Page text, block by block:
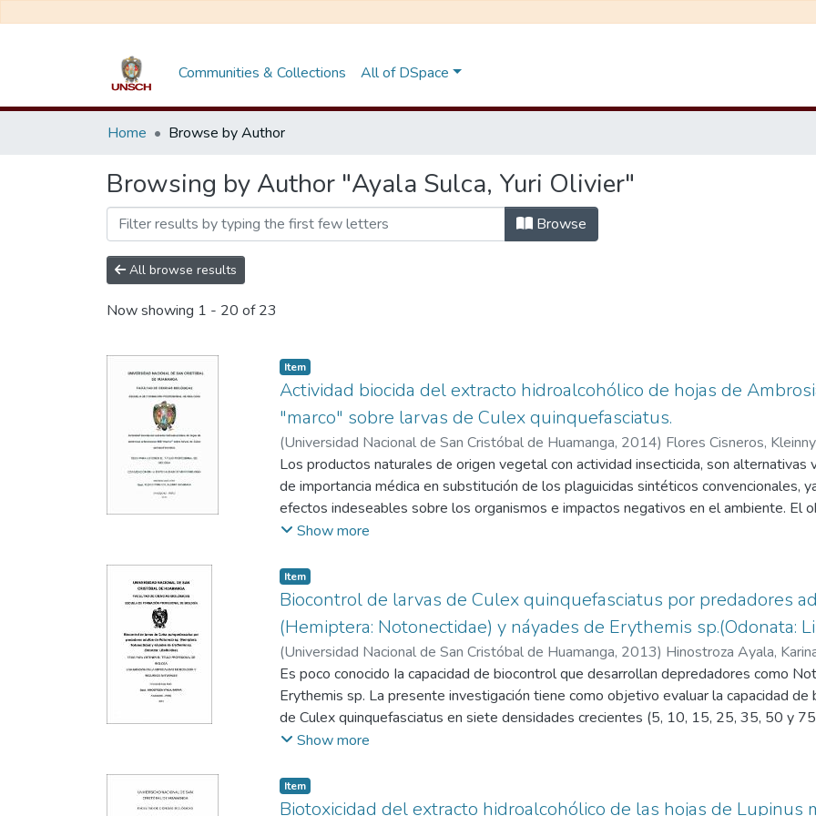
Communities & Collections All of DSpace
Home Browse by Author
Browsing by Author "Ayala Sulca, Yuri Olivier"
Browse
All browse results
Now showing 1 - 20 of 23
Item
Actividad biocida del extracto hidroalcohólico de hojas de
"marco" sobre larvas de Culex quinquefasciatus.
(Universidad Nacional de San Cristóbal de Huamanga, 2014) Flores Cisneros,
Olivier
Los productos naturales de origen vegetal con actividad insecticida, son alternativas
de importancia médica en substitución de los plaguicidas sintéticos convencionales,
efectos indeseables sobre los organismos e impactos negativos en el ambiente. El
investigación fue evaluar el efecto biocida del extracto hidroalcohólico de las hojas
condiciones de laboratorio. La metodología consistió en preparar un extracto
arborescens (60 000 mg/L), a partir del cual se produjeron las siguientes diluciones:
mg/L, concentraciones con las cuales se evaluó la mortalidad bajo condiciones
quinquefasciatus colocadas en vasos descartables conteniendo 95 mL de agua
biocida. Cada dosis fue evaluada por quintuplicado con su respectivo control. Las
24 horas. Se calculó la concentración letal media (CL50) mediante el método de
fitoquímico preliminar a fin de determinar la composición química de las sustancias
planta. Mortalidades de 54 a 58% de larvas son reportadas a las concentraciones
hidroalcohólico a un volumen de 5 mL por 100 mL de agua de criadero,
reportándose a los alcaloides y los glicósidos (+++), como los más abundantes. Con
Show more
Item
Biocontrol de larvas de Culex quinquefasciatus por predadores
(Hemiptera: Notonectidae) y náyades de Erythemis sp.(Odonata:
(Universidad Nacional de San Cristóbal de Huamanga, 2013) Hinostroza Ayala,
Es poco conocido Ia capacidad de biocontrol que desarrollan depredadores como
Erythemis sp. La presente investigación tiene como objetivo evaluar la capacidad
de Culex quinquefasciatus en siete densidades crecientes (5, 10, 15, 25, 35, 50 y
de Notonecta sp. y náyades de Erythemis sp. en condiciones de laboratorio. Los
depredadora a través de la determinación del tipo de respuesta funcional y los
búsqueda (a'), tiempo de manipuleo (Tm) y capacidad depredadora (CR) para cada
Show more
Item
Biotoxicidad del extracto hidroalcohólico de las hojas de Lupinus